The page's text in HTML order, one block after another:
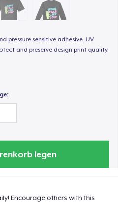
pressure sensitive adhesive. UV
and preserve design print quality.
legen
Encourage others with this